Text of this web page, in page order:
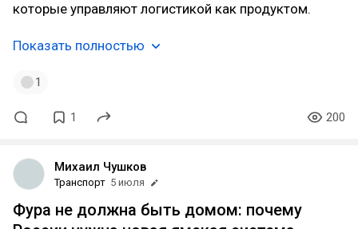
которые управляют логистикой как продуктом.
Показать полностью
1
1 200
Михаил Чушков
Транспорт 5 июля
Фура не должна быть домом: почему